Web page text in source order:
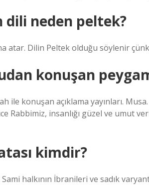
dili neden peltek?
atar. Dilin Peltek olduğu söylenir
konuşan
ile konuşan açıklama yayınları.
Rabbimiz, insanlığı güzel ve umut
kimdir?
halkının İbranileri ve sadık